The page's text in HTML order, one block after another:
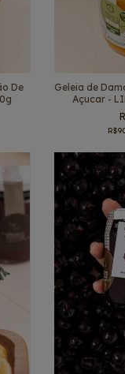
De
Geleia de
Açucar -